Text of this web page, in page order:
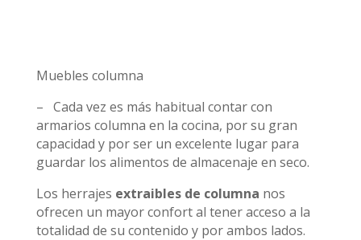
Muebles columna
– Cada vez es más habitual contar con
armarios columna en la cocina, por su gran
capacidad y por ser un excelente lugar para
guardar los alimentos de almacenaje en seco.
Los herrajes extraibles de columna nos
ofrecen un mayor confort al tener acceso a la
totalidad de su contenido y por ambos lados.